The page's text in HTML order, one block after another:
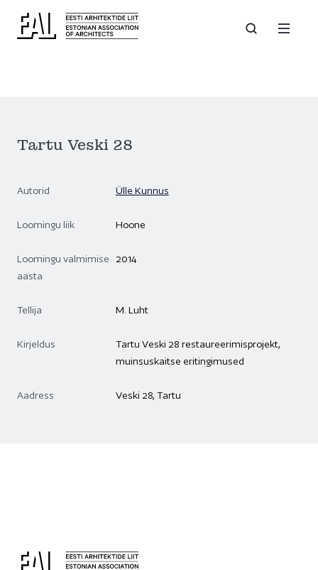
Tartu Veski 28
Autorid Ülle Kunnus
Loomingu liik Hoone
Loomingu valmimise
aasta
2014
Tellija M. Luht
Kirjeldus
Tartu Veski 28 restaureerimisprojekt,
muinsuskaitse eritingimused
Aadress Veski 28, Tartu